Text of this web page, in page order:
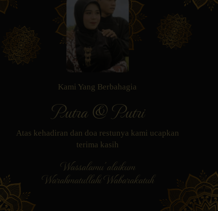
Kami Yang Berbahagia
Putra & Putri
Atas kehadiran dan doa restunya kami ucapkan
terima kasih
Wassalamu’alaikum
Warahmatullahi Wabarakatuh